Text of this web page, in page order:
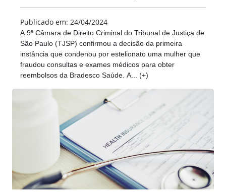
Publicado em: 24/04/2024
A 9ª Câmara de Direito Criminal do Tribunal de Justiça de
São Paulo (TJSP) confirmou a decisão da primeira
instância que condenou por estelionato uma mulher que
fraudou consultas e exames médicos para obter
reembolsos da Bradesco Saúde. A... (+)